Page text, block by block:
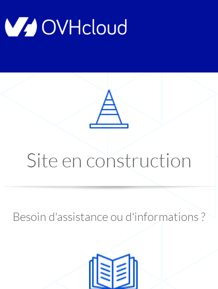
Site en construction
Besoin d'assistance ou d'informations ?